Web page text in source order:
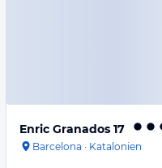
Enric Granados 17
Barcelona · Katalonien